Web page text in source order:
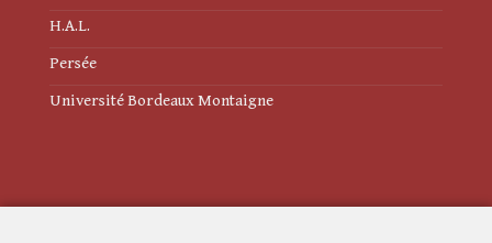
H.A.L.
Persée
Université Bordeaux Montaigne